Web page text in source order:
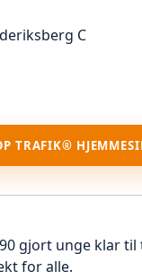
C
TRAFIK®
gjort unge klar
for alle.